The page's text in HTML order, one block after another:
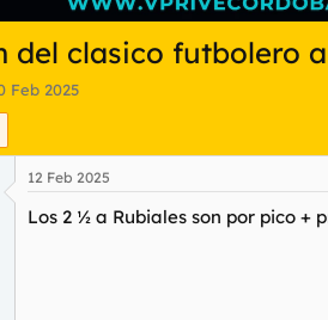
del clasico futbolero
Feb 2025
12 Feb 2025
Los 2 ½ a Rubiales son por pico